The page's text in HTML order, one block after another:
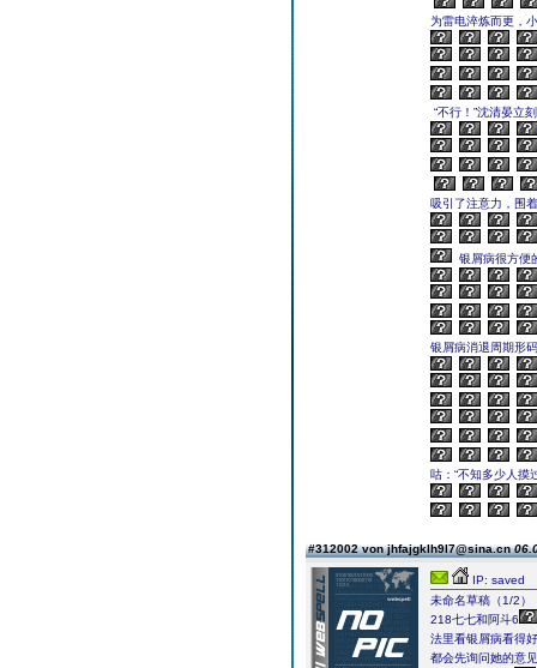
为雷电淬炼而更，
“不行！”沈清晏立
吸引了注意力，围
银屑病很方便
银屑病消退周期形
咕：“不知多少人摸
#312002 von jhfajgklh9l7@sina.cn
IP: saved
未命名草稿（1/2）
218七七和阿斗6
法里看银屑病看得好
都会先询问她的意